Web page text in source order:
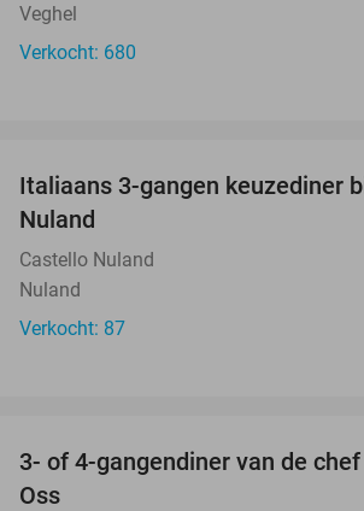
Veghel
Verkocht: 680
Italiaans 3-gangen keuzediner
Nuland
Castello Nuland
Nuland
Verkocht: 87
3- of 4-gangendiner van de
Oss